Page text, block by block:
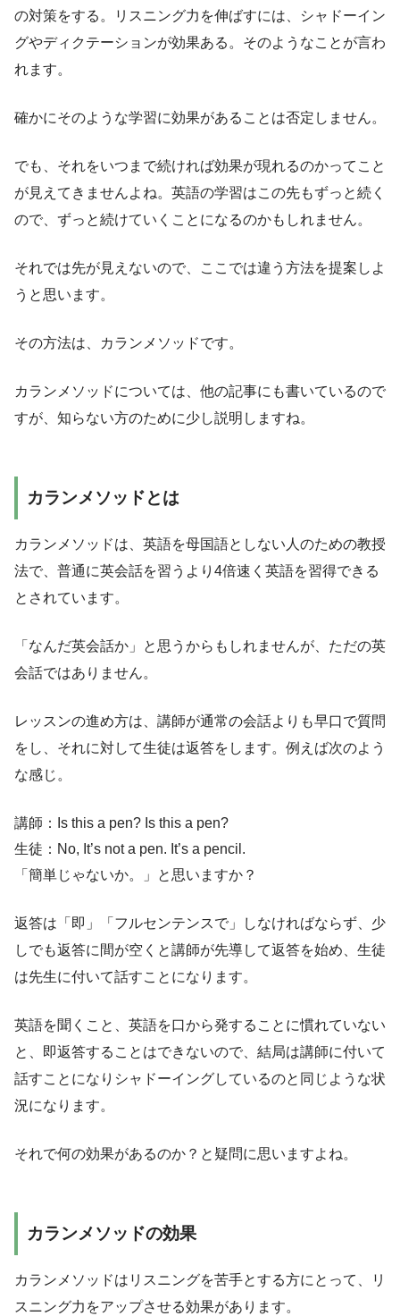
の対策をする。リスニング力を伸ばすには、シャドーイン
グやディクテーションが効果ある。そのようなことが言わ
れます。
確かにそのような学習に効果があることは否定しません。
でも、それをいつまで続ければ効果が現れるのかってこと
が見えてきませんよね。英語の学習はこの先もずっと続く
ので、ずっと続けていくことになるのかもしれません。
それでは先が見えないので、ここでは違う方法を提案しよ
うと思います。
その方法は、カランメソッドです。
カランメソッドについては、他の記事にも書いているので
すが、知らない方のために少し説明しますね。
カランメソッドとは
カランメソッドは、英語を母国語としない人のための教授
法で、普通に英会話を習うより4倍速く英語を習得できる
とされています。
「なんだ英会話か」と思うからもしれませんが、ただの英
会話ではありません。
レッスンの進め方は、講師が通常の会話よりも早口で質問
をし、それに対して生徒は返答をします。例えば次のよう
な感じ。
講師：Is this a pen? Is this a pen?
生徒：No, It’s not a pen. It’s a pencil.
「簡単じゃないか。」と思いますか？
返答は「即」「フルセンテンスで」しなければならず、少
しでも返答に間が空くと講師が先導して返答を始め、生徒
は先生に付いて話すことになります。
英語を聞くこと、英語を口から発することに慣れていない
と、即返答することはできないので、結局は講師に付いて
話すことになりシャドーイングしているのと同じような状
況になります。
それで何の効果があるのか？と疑問に思いますよね。
カランメソッドの効果
カランメソッドはリスニングを苦手とする方にとって、リ
スニング力をアップさせる効果があります。